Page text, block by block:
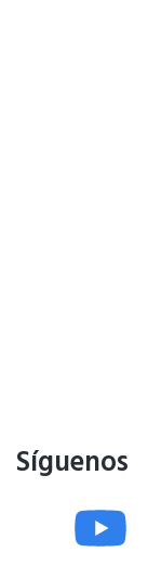
Síguenos